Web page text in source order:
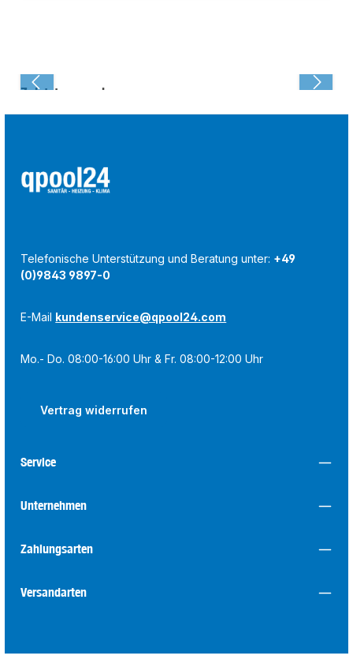
Zuletzt angesehen:
Telefonische Unterstützung und Beratung unter: +49
(0)9843 9897-0
E-Mail kundenservice@qpool24.com
Mo.- Do. 08:00-16:00 Uhr & Fr. 08:00-12:00 Uhr
Vertrag widerrufen
Service
Unternehmen
Zahlungsarten
Versandarten